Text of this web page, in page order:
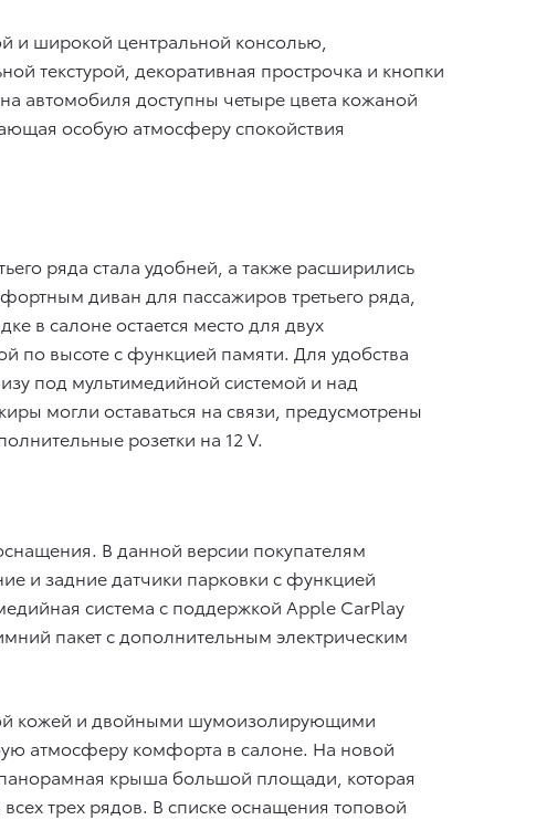
и широкой центральной консолью,
текстурой, декоративная прострочка и кнопки
автомобиля доступны четыре цвета кожаной
особую атмосферу спокойствия
ряда стала удобней, а также расширились
диван для пассажиров третьего ряда,
в салоне остается место для двух
по высоте с функцией памяти. Для удобства
под мультимедийной системой и над
могли оставаться на связи, предусмотрены
розетки на 12 V.
В данной версии покупателям
и задние датчики парковки с функцией
система с поддержкой Apple CarPlay
пакет с дополнительным электрическим
кожей и двойными шумоизолирующими
атмосферу комфорта в салоне. На новой
крыша большой площади, которая
трех рядов. В списке оснащения топовой